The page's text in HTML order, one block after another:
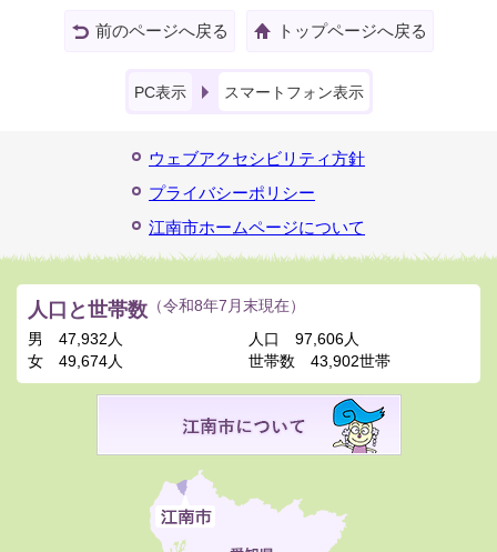
前のページへ戻る トップページへ戻る
PC表示 スマートフォン表示
ウェブアクセシビリティ方針
プライバシーポリシー
江南市ホームページについて
人口と世帯数 （令和8年7月末現在）
男
47,932人
女
49,674人
人口
97,606人
世帯数
43,902世帯